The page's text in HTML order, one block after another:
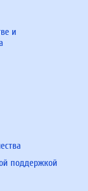
и
поддержкой